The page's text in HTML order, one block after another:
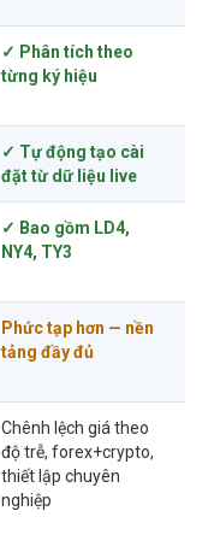
✓ Phân tích theo
từng ký hiệu
✓ Tự động tạo cài
đặt từ dữ liệu live
✓ Bao gồm LD4,
NY4, TY3
Phức tạp hơn — nền
tảng đầy đủ
Chênh lệch giá theo
độ trễ, forex+crypto,
thiết lập chuyên
nghiệp